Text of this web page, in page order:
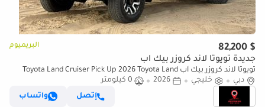
$ 82,200 البريميوم
جديدة تويوتا لاند كروزر بيك آب
تويوتا لاند كروزر بيك آب Toyota Land Cruiser Pick Up 2026 Toyota Land
Cruiser LC79 DC 4.0L AT Petrol (Full Option)
دبي خليجي 2026
0 كيلومتر
إتصل
واتساب